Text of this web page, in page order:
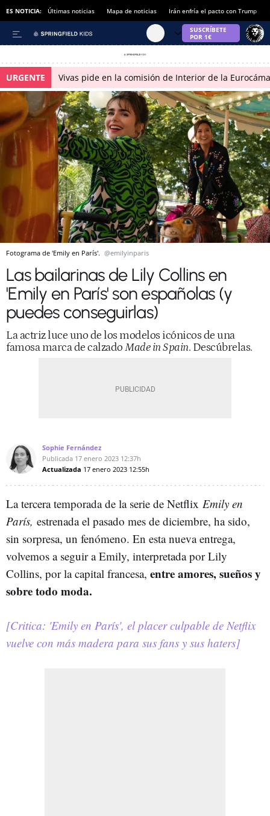
ES NOTICIA: Últimas noticias Mapa de noticias Irán enfría el pacto con Trump
URGENTE Vivas pide en la comisión de Interior de la
Fotograma de 'Emily en París'. @emilyinparis
Las bailarinas de Lily Collins en
'Emily en París' son españolas (y
puedes conseguirlas)
La actriz luce uno de los modelos icónicos de una
famosa marca de calzadoMade in Spain. Descúbrelas.
Sophie Fernández
Publicada 17 enero 2023 12:37h
Actualizada 17 enero 2023 12:55h
La tercera temporada de la serie de Netflix Emily en
París, estrenada el pasado mes de diciembre, ha sido,
sin sorpresa, un fenómeno. En esta nueva entrega,
volvemos a seguir a Emily, interpretada por Lily
Collins, por la capital francesa, entre amores, sueños y
sobre todo moda.
[Critica: 'Emily en París', el placer culpable de Netflix
vuelve con más madera para sus fans y sus haters]